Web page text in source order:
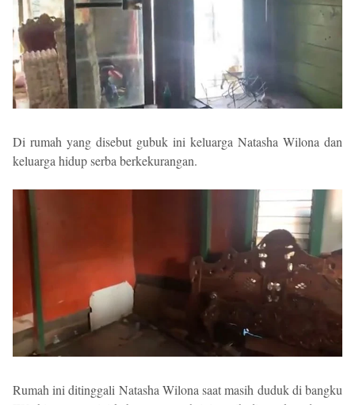
Di rumah yang disebut gubuk ini keluarga Natasha Wilona dan
keluarga hidup serba berkekurangan.
Rumah ini ditinggali Natasha Wilona saat masih duduk di bangku